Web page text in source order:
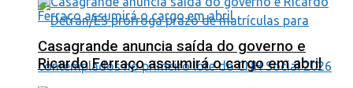
Casagrande anuncia saída do governo e
Ricardo Ferraço assumirá o cargo em abril